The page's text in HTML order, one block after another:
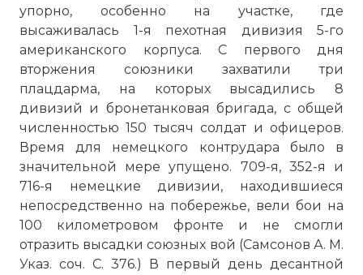
упорно, особенно на участке, где
высаживалась 1-я пехотная дивизия 5-го
американского корпуса. С первого дня
вторжения союзники захватили три
плацдарма, на которых высадились 8
дивизий и бронетанковая бригада, с общей
численностью 150 тысяч солдат и офицеров.
Время для немецкого контрудара было в
значительной мере упущено. 709-я, 352-я и
716-я немецкие дивизии, находившиеся
непосредственно на побережье, вели бои на
100 километровом фронте и не смогли
отразить высадки союзных вой (Самсонов А. М.
Указ. соч. С. 376.) В первый день десантной